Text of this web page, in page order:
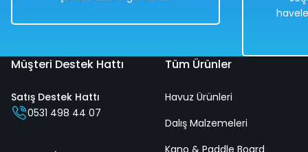
Müşteri Destek Hattı
Satış Destek Hattı
0531 498 44 07
Tüm Ürünler
Havuz Ürünleri
Dalış Malzemeleri
Kano & Paddle Board